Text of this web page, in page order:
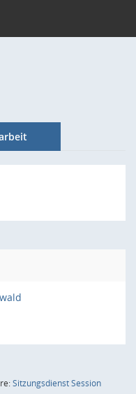
SitzungsdienstSession(Wird in